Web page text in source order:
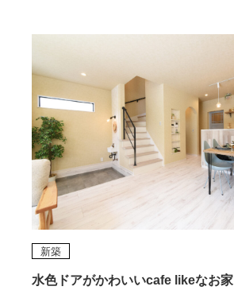
水色ドアがかわいいcafe likeなお家
新築